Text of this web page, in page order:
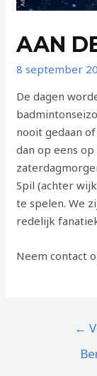
AAN
8 september
De dagen
nooit gedaan
dan op eens
Spil (achter
te spelen. We
redelijk
Neem contact
←